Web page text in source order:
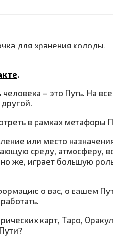
для хранения колоды.
.
– это Путь. На
в рамках метафоры
или место
среду, атмосферу,
же, играет большую
о вас, о вашем
карт, Таро,